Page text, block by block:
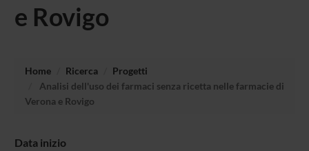
e Rovigo
Home Ricerca
Progetti
Analisi dell'uso dei farmaci senza ricetta nelle farmacie di
Verona e Rovigo
Data inizio